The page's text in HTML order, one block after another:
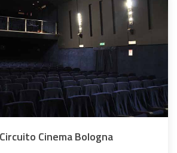
Cinema Bologna